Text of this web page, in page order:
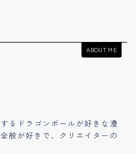
ABOUT ME
るドラゴンボールが好きな漫
般が好きで、クリエイターの